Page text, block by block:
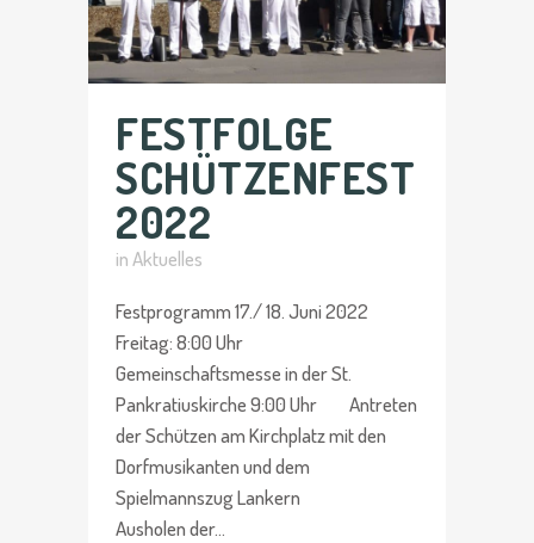
FESTFOLGE
SCHÜTZENFEST
2022
inAktuelles
Festprogramm 17./ 18. Juni 2022
Freitag: 8:00 Uhr
Gemeinschaftsmesse in der St.
Pankratiuskirche 9:00 Uhr Antreten
der Schützen am Kirchplatz mit den
Dorfmusikanten und dem
Spielmannszug Lankern
Ausholen der...